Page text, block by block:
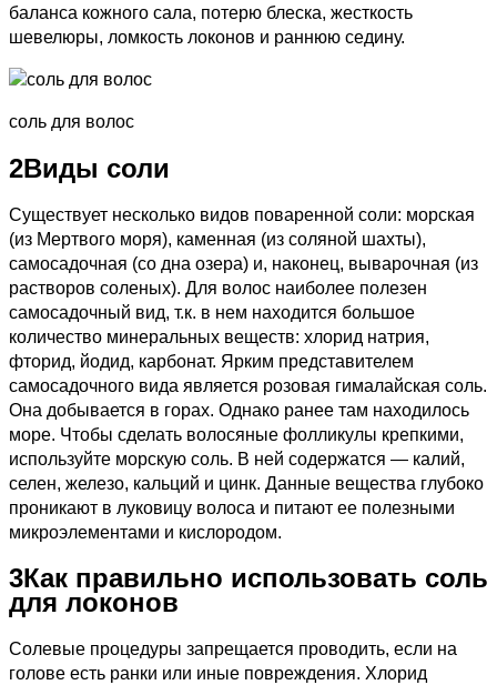
баланса кожного сала, потерю блеска, жесткость
шевелюры, ломкость локонов и раннюю седину.
соль для волос
2Виды соли
Существует несколько видов поваренной соли: морская
(из Мертвого моря), каменная (из соляной шахты),
самосадочная (со дна озера) и, наконец, выварочная (из
растворов соленых). Для волос наиболее полезен
самосадочный вид, т.к. в нем находится большое
количество минеральных веществ: хлорид натрия,
фторид, йодид, карбонат. Ярким представителем
самосадочного вида является розовая гималайская соль.
Она добывается в горах. Однако ранее там находилось
море. Чтобы сделать волосяные фолликулы крепкими,
используйте морскую соль. В ней содержатся — калий,
селен, железо, кальций и цинк. Данные вещества глубоко
проникают в луковицу волоса и питают ее полезными
микроэлементами и кислородом.
3Как правильно использовать соль
для локонов
Солевые процедуры запрещается проводить, если на
голове есть ранки или иные повреждения. Хлорид